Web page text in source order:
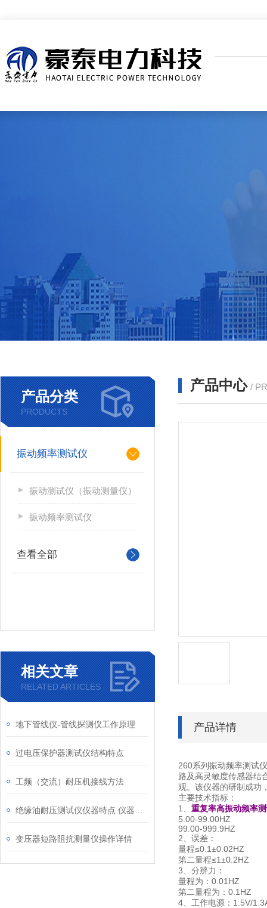
产品分类
PRODUCTS
振动频率测试仪
振动测试仪（振动测量仪）
振动频率测试仪
查看全部
相关文章
RELATED ARTICLES
地下管线仪-管线探测仪工作原理
过电压保护器测试仪结构特点
工频（交流）耐压机接线方法
变压器短路阻抗测量仪操作详情
产品中心 /
产品详情
260系列振动频率测试
路及高灵敏度传感器结
观。该仪器的研制成功
主要技术指标：
1、 重复率高振动频率
5.00-99.00HZ
99.00-999.9HZ
2、误差：
量程≤0.1±0.02HZ
第二量程≤1±0.2HZ
3、分辨力：
量程为：0.01HZ
第二量程为：0.1HZ
4、工作电源：1.5V/